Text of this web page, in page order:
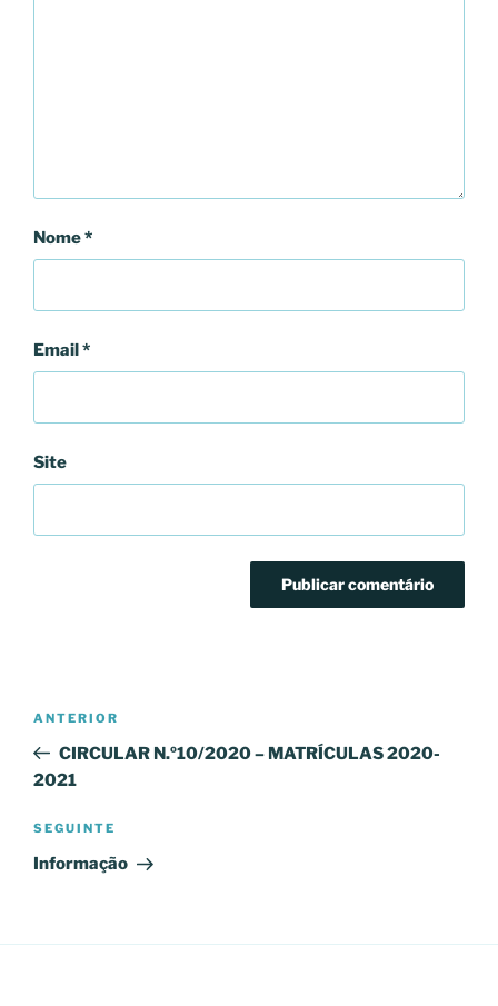
Nome*
Email*
Site
Navegação
artigos
Conteúdo
anterior
ANTERIOR
CIRCULAR N.º10/2020 – MATRÍCULAS 2020-
2021
Conteúdo
seguinte
SEGUINTE
Informação